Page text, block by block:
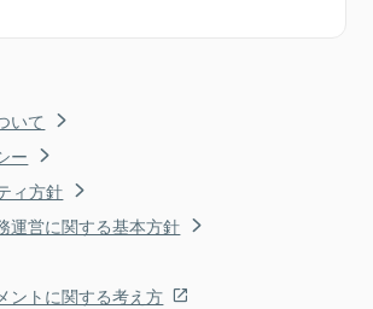
いて
ー
ィ方針
運営に関する基本方針
ントに関する考え方